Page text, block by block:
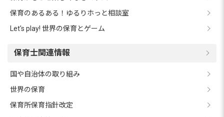
保育のあるある！ゆるりホっと相談室
Let's play! 世界の保育とゲーム
保育士関連情報
国や自治体の取り組み
世界の保育
保育所保育指針改定